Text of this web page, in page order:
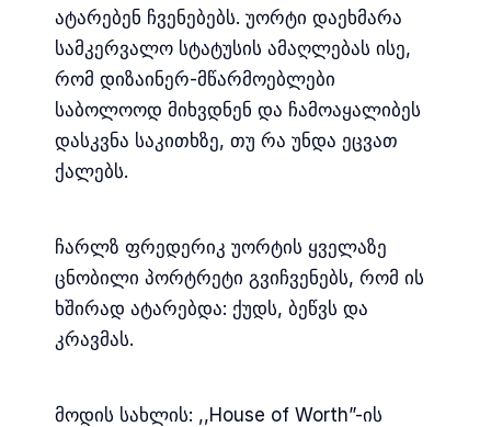
ატარებენ ჩვენებებს. უორტი დაეხმარა
სამკერვალო სტატუსის ამაღლებას ისე,
რომ დიზაინერ-მწარმოებლები
საბოლოოდ მიხვდნენ და ჩამოაყალიბეს
დასკვნა საკითხზე, თუ რა უნდა ეცვათ
ქალებს.
ჩარლზ ფრედერიკ უორტის ყველაზე
ცნობილი პორტრეტი გვიჩვენებს, რომ ის
ხშირად ატარებდა: ქუდს, ბეწვს და
კრავმას.
მოდის სახლის: ,,House of Worth”-ის